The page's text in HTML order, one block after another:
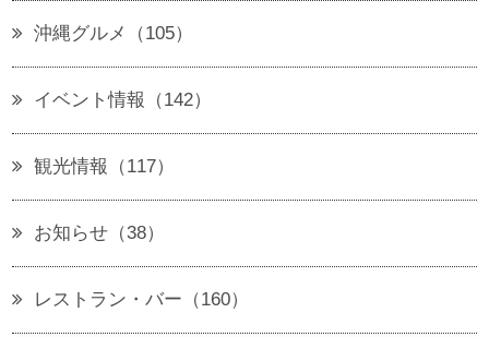
沖縄グルメ（105）
イベント情報（142）
観光情報（117）
お知らせ（38）
レストラン・バー（160）